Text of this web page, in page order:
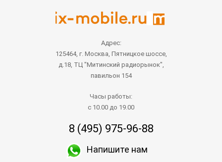
Адрес:
125464, г. Москва, Пятницкое шоссе,
д.18, ТЦ "Митинский радиорынок",
павильон 154
Часы работы:
с 10.00 до 19.00
8 (495) 975-96-88
Напишите нам